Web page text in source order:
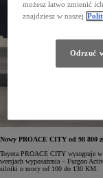
Nowy PROACE CITY od 98 800
Toyota PROACE CITY występuje w
wersjach wyposażenia – Furgon
silniki o mocy od 100 do 130 KM.
możesz łatwo zmienić
znajdziesz w naszej
Odrzuć